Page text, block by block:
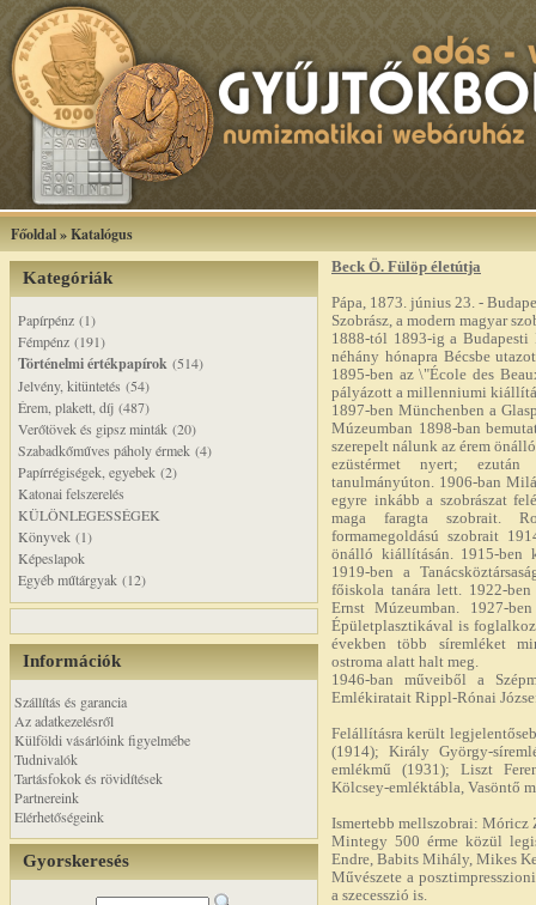
Főoldal»Katalógus
Kategóriák
Papírpénz (1)
Fémpénz (191)
Történelmi értékpapírok (514)
Jelvény, kitüntetés (54)
Érem, plakett, díj (487)
Verőtövek és gipsz minták (20)
Szabadkőműves páholy érmek (4)
Papírrégiségek, egyebek (2)
Katonai felszerelés
KÜLÖNLEGESSÉGEK
Könyvek (1)
Képeslapok
Egyéb műtárgyak (12)
Információk
Szállítás és garancia
Az adatkezelésről
Külföldi vásárlóink figyelmébe
Tudnivalók
Tartásfokok és rövidítések
Partnereink
Elérhetőségeink
Gyorskeresés
Beck Ö. Fülöp életútja
Pápa, 1873. június 23. -
Szobrász, a modern magyar
1888-tól 1893-ig a Budapesti
néhány hónapra Bécsbe
1895-ben az \"École des
pályázott a millenniumi
1897-ben Münchenben a
Múzeumban 1898-ban
szerepelt nálunk az érem
ezüstérmet nyert; ezután
tanulmányúton. 1906-ban
egyre inkább a szobrászat
maga faragta szobrait.
formamegoldású szobrait
önálló kiállításán. 1915-ben
1919-ben a
főiskola tanára lett. 1922-
Ernst Múzeumban. 1927-
Épületplasztikával is
években több síremléket
ostroma alatt halt meg.
1946-ban műveiből a
Emlékiratait Rippl-Rónai
Felállításra került
(1914); Király György-
emlékmű (1931); Liszt
Kölcsey-emléktábla, Vasöntő
Ismertebb mellszobrai:
Mintegy 500 érme közül
Endre, Babits Mihály, Mikes
Művészete a
a szecesszió is.